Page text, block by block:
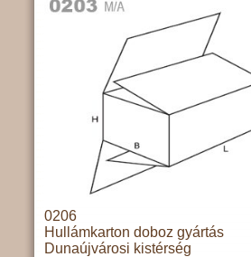
0206
Hullámkarton doboz gyártás
Dunaújvárosi kistérség